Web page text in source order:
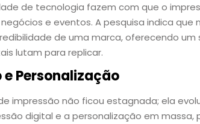
de tecnologia fazem com que o
e eventos. A pesquisa indica que
de uma marca, oferecendo um
lutam para replicar.
Personalização
impressão não ficou estagnada; ela
digital e a personalização em